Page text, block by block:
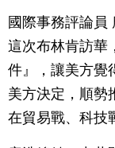
國際事務評論員
這次布林肯訪華
件』，讓美方覺
美方決定，順勢
在貿易戰、科技